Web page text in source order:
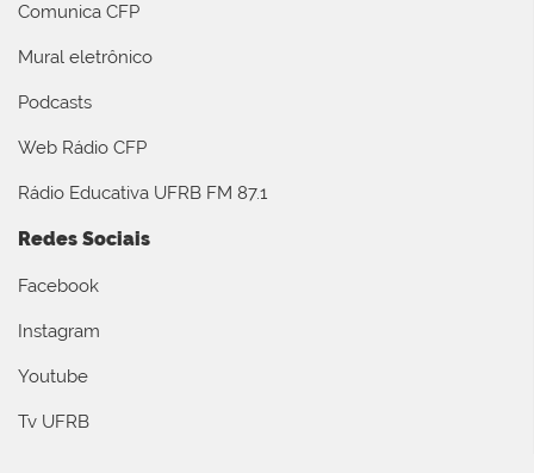
Comunica CFP
Mural eletrônico
Podcasts
Web Rádio CFP
Rádio Educativa UFRB FM 87.1
Redes Sociais
Facebook
Instagram
Youtube
Tv UFRB